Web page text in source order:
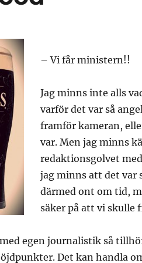
– Vi får ministern!!
Jag minns inte alls
varför det var så
framför kameran,
var. Men jag minns
redaktionsgolvet
jag minns att det var
därmed ont om tid,
säker på att vi skulle
egen journalistik så
Det kan handla